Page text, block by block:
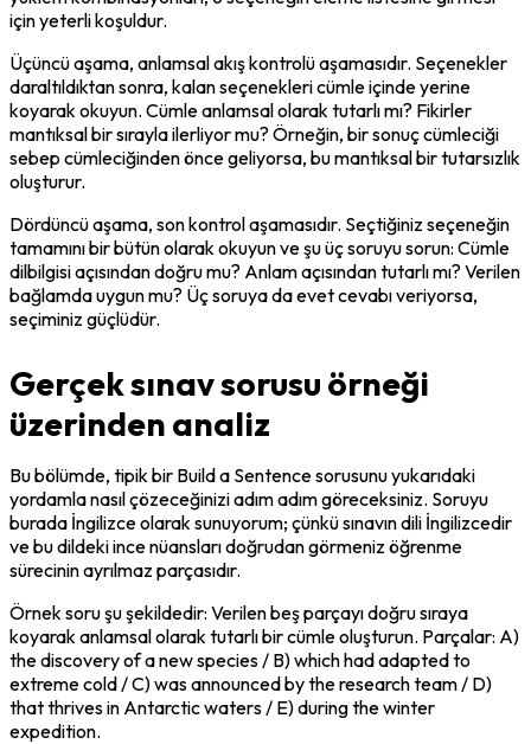
için yeterli koşuldur.
Üçüncü aşama, anlamsal akış kontrolü aşamasıdır. Seçenekler
daraltıldıktan sonra, kalan seçenekleri cümle içinde yerine
koyarak okuyun. Cümle anlamsal olarak tutarlı mı? Fikirler
mantıksal bir sırayla ilerliyor mu? Örneğin, bir sonuç cümleciği
sebep cümleciğinden önce geliyorsa, bu mantıksal bir tutarsızlık
oluşturur.
Dördüncü aşama, son kontrol aşamasıdır. Seçtiğiniz seçeneğin
tamamını bir bütün olarak okuyun ve şu üç soruyu sorun: Cümle
dilbilgisi açısından doğru mu? Anlam açısından tutarlı mı? Verilen
bağlamda uygun mu? Üç soruya da evet cevabı veriyorsa,
seçiminiz güçlüdür.
Gerçek sınav sorusu örneği
üzerinden analiz
Bu bölümde, tipik bir Build a Sentence sorusunu yukarıdaki
yordamla nasıl çözeceğinizi adım adım göreceksiniz. Soruyu
burada İngilizce olarak sunuyorum; çünkü sınavın dili İngilizcedir
ve bu dildeki ince nüansları doğrudan görmeniz öğrenme
sürecinin ayrılmaz parçasıdır.
Örnek soru şu şekildedir: Verilen beş parçayı doğru sıraya
koyarak anlamsal olarak tutarlı bir cümle oluşturun. Parçalar: A)
the discovery of a new species / B) which had adapted to
extreme cold / C) was announced by the research team / D)
that thrives in Antarctic waters / E) during the winter
expedition.